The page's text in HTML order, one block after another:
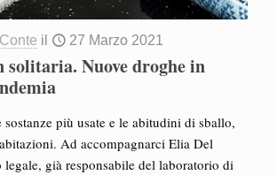
il 27 Marzo 2021
Nuove droghe in
più usate e le abitudini di sballo,
Ad accompagnarci Elia Del
già responsabile del laboratorio di